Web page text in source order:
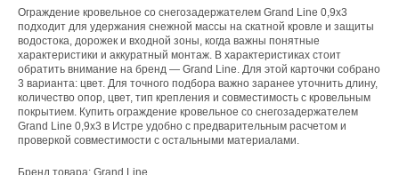
Ограждение кровельное со снегозадержателем Grand Line 0,9х3
подходит для удержания снежной массы на скатной кровле и защиты
водостока, дорожек и входной зоны, когда важны понятные
характеристики и аккуратный монтаж. В характеристиках стоит
обратить внимание на бренд — Grand Line. Для этой карточки собрано
3 варианта: цвет. Для точного подбора важно заранее уточнить длину,
количество опор, цвет, тип крепления и совместимость с кровельным
покрытием. Купить ограждение кровельное со снегозадержателем
Grand Line 0,9х3 в Истре удобно с предварительным расчетом и
проверкой совместимости с остальными материалами.
Бренд товара: Grand Line